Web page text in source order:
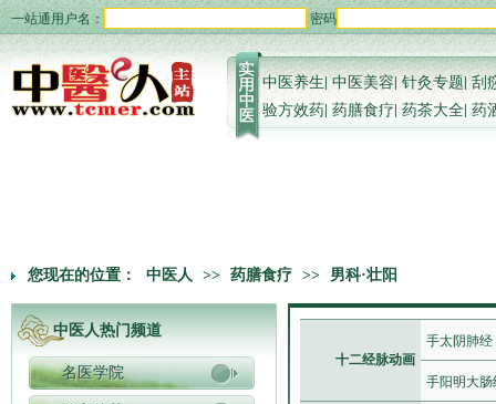
一站通用户名： 密码
中医养生|中医美容|针灸专题|刮
验方效药| 药膳食疗| 药茶大全| 药
您现在的位置： 中医人 >> 药膳食疗 >> 男科·壮阳
中医人热门频道
名医学院
十二经脉动画
手太阴肺经
手阳明大肠